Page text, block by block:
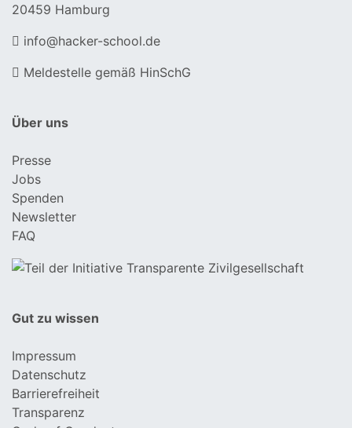
20459 Hamburg
info@hacker-school.de
Meldestelle gemäß HinSchG
Über uns
Presse
Jobs
Spenden
Newsletter
FAQ
Gut zu wissen
Impressum
Datenschutz
Barrierefreiheit
Transparenz